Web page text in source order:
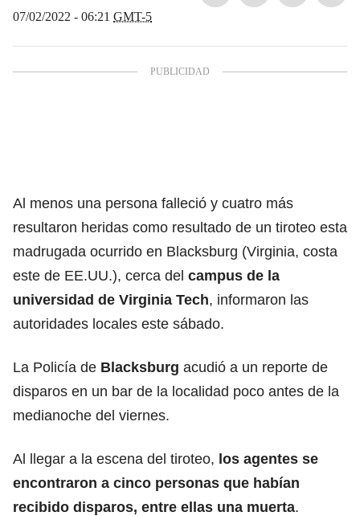
07/02/2022 - 06:21 GMT-5
Al menos una persona falleció y cuatro más
resultaron heridas como resultado de un tiroteo esta
madrugada ocurrido en Blacksburg (Virginia, costa
este de EE.UU.), cerca del campus de la
universidad de Virginia Tech, informaron las
autoridades locales este sábado.
La Policía de Blacksburg acudió a un reporte de
disparos en un bar de la localidad poco antes de la
medianoche del viernes.
Al llegar a la escena del tiroteo, los agentes se
encontraron a cinco personas que habían
recibido disparos, entre ellas una muerta.